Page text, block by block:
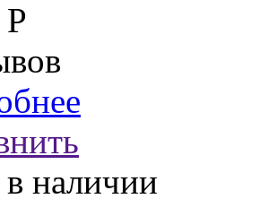
Р
в наличии